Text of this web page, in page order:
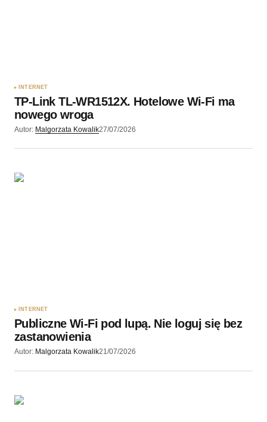
Wyślij komentarz
INTERNET
TP-Link TL-WR1512X. Hotelowe Wi-Fi ma
nowego wroga
Autor: Malgorzata Kowalik27/07/2026
INTERNET
Publiczne Wi-Fi pod lupą. Nie loguj się bez
zastanowienia
Autor: Malgorzata Kowalik21/07/2026